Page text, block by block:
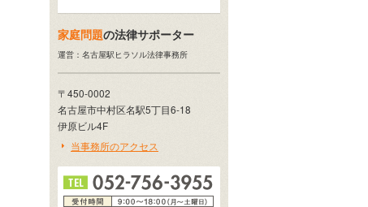
家庭問題の法律サポーター
運営：名古屋駅ヒラソル法律事務所
〒450-0002
名古屋市中村区名駅5丁目6-18
伊原ビル4F
当事務所のアクセス